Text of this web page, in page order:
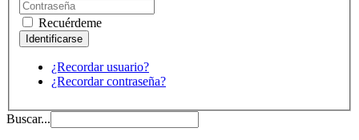
Recuérdeme
¿Recordar usuario?
¿Recordar contraseña?
Buscar...